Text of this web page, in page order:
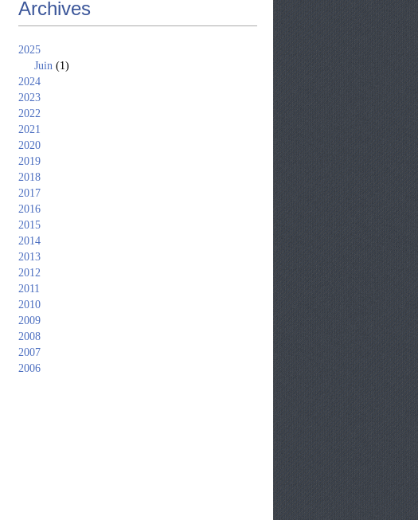
Archives
2025
Juin (1)
2024
2023
2022
2021
2020
2019
2018
2017
2016
2015
2014
2013
2012
2011
2010
2009
2008
2007
2006